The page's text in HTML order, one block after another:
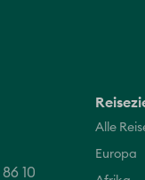
10
Alle
Europa